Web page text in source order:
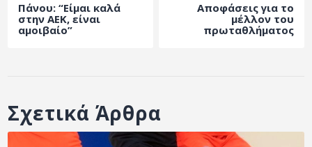
Πάνου: “Είμαι καλά
στην ΑΕΚ, είναι
αμοιβαίο”
Αποφάσεις για το
μέλλον του
πρωταθλήματος
Σχετικά Άρθρα